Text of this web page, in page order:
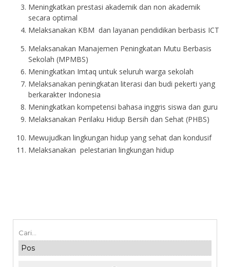
Meningkatkan prestasi akademik dan non akademik
secara optimal
Melaksanakan KBM dan layanan pendidikan berbasis ICT
Melaksanakan Manajemen Peningkatan Mutu Berbasis
Sekolah (MPMBS)
Meningkatkan Imtaq untuk seluruh warga sekolah
Melaksanakan peningkatan literasi dan budi pekerti yang
berkarakter Indonesia
Meningkatkan kompetensi bahasa inggris siswa dan guru
Melaksanakan Perilaku Hidup Bersih dan Sehat (PHBS)
Mewujudkan lingkungan hidup yang sehat dan kondusif
Melaksanakan pelestarian lingkungan hidup